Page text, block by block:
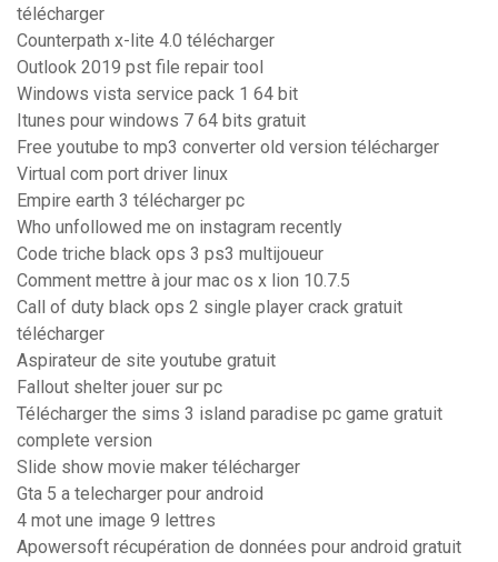
télécharger
Counterpath x-lite 4.0 télécharger
Outlook 2019 pst file repair tool
Windows vista service pack 1 64 bit
Itunes pour windows 7 64 bits gratuit
Free youtube to mp3 converter old version télécharger
Virtual com port driver linux
Empire earth 3 télécharger pc
Who unfollowed me on instagram recently
Code triche black ops 3 ps3 multijoueur
Comment mettre à jour mac os x lion 10.7.5
Call of duty black ops 2 single player crack gratuit
télécharger
Aspirateur de site youtube gratuit
Fallout shelter jouer sur pc
Télécharger the sims 3 island paradise pc game gratuit
complete version
Slide show movie maker télécharger
Gta 5 a telecharger pour android
4 mot une image 9 lettres
Apowersoft récupération de données pour android gratuit